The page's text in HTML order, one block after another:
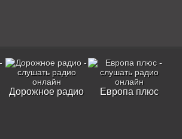
Дорожное радио Европа плюс